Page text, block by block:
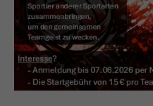
About us
Lorem ipsum dolor sit
Aenean commodo ligula eget